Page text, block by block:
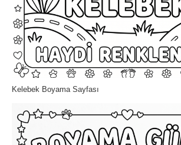
Kelebek Boyama Sayfası